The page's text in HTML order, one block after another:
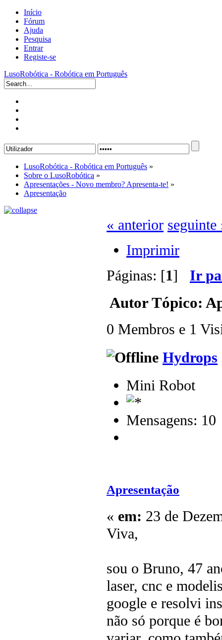
Início
Fórum
Ajuda
Pesquisa
Entrar
Registe-se
LusoRobótica - Robótica em Português
LusoRobótica - Robótica em Português »
Sobre o LusoRobótica »
Apresentações - Novo membro? Apresenta-te! »
Apresentação
« anterior seguinte
Imprimir
Páginas: [1] Ir
AutorTópico:
0 Membros e 1
Hydrops
Mini Robot
Mensagens: 10
Apresentação
« em: 23 de
Viva,
sou o Bruno, 47
laser, cnc e
google e resolvi
não só porque é